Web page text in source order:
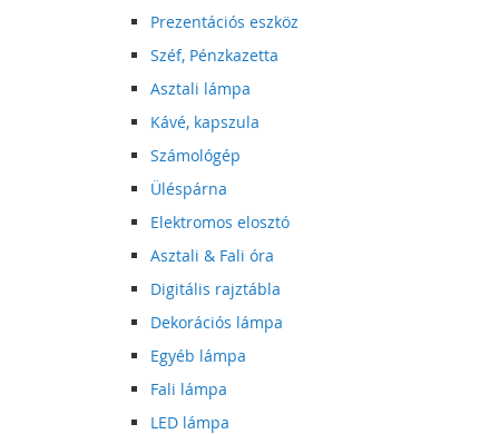
Prezentációs eszköz
Széf, Pénzkazetta
Asztali lámpa
Kávé, kapszula
Számológép
Üléspárna
Elektromos elosztó
Asztali & Fali óra
Digitális rajztábla
Dekorációs lámpa
Egyéb lámpa
Fali lámpa
LED lámpa